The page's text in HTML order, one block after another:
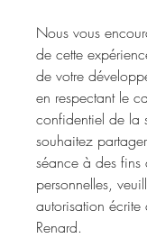
Nous vous
de cette
de votre
en respectant le
confidentiel de la
souhaitez
séance à des fins
personnelles,
autorisation écrite
Renard.